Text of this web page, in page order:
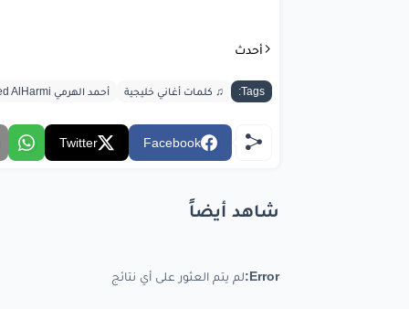
حياتي
أحدث
Tags: ♫ كلمات أغاني خليجية أحمد الهرمي Ahmed AlHarmi
Facebook
Twitter
شاهد أيضاً
Error: لم يتم العثور على أي نتائج